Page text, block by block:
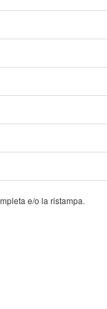
e/o la ristampa.